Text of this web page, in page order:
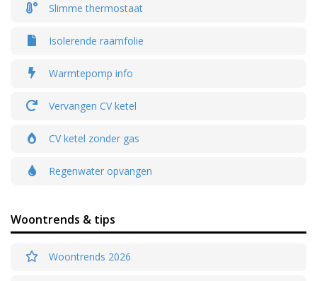
Slimme thermostaat
Isolerende raamfolie
Warmtepomp info
Vervangen CV ketel
CV ketel zonder gas
Regenwater opvangen
Woontrends & tips
Woontrends 2026